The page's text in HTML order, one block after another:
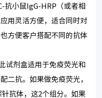
抗小鼠IgG-HRP（或者相
用灵活方便，适合同时对
方便客户搭配不同的抗体
剂盒适用于免疫荧光和
二抗。如果做免疫荧光，
抗体，这2个组分。如果